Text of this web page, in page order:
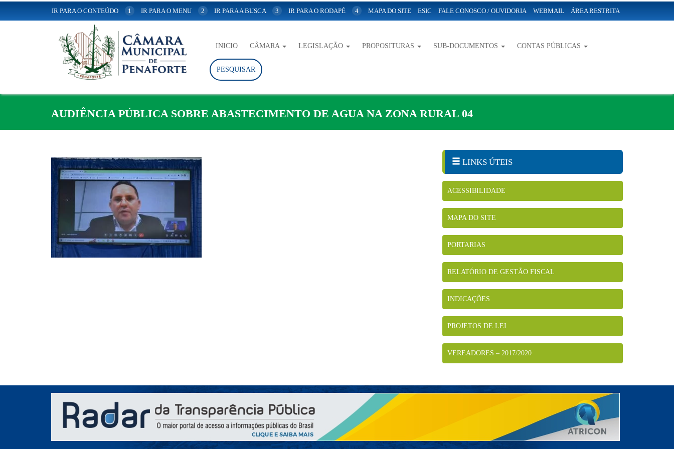
IR PARA O CONTEÚDO 1 IR PARA O MENU 2 IR PARA A BUSCA 3 IR PARA O RODAPÉ 4 MAPA DO SITE ESIC FALE CONOSCO / OUVIDORIA WEBMAIL ÁREA RESTRITA
INICIO CÂMARA LEGISLAÇÃO PROPOSITURAS SUB-DOCUMENTOS CONTAS PÚBLICAS
PESQUISAR
AUDIÊNCIA PÚBLICA SOBRE ABASTECIMENTO DE AGUA NA ZONA RURAL 04
LINKS ÚTEIS
ACESSIBILIDADE
MAPA DO SITE
PORTARIAS
RELATÓRIO DE GESTÃO FISCAL
INDICAÇÕES
PROJETOS DE LEI
VEREADORES – 2017/2020